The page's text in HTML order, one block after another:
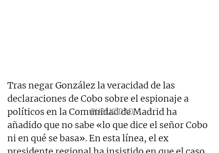
Tras negar González la veracidad de las
declaraciones de Cobo sobre el espionaje a
políticos en la Comunidad de Madrid ha
añadido que no sabe «lo que dice el señor Cobo
ni en qué se basa». En esta línea, el ex